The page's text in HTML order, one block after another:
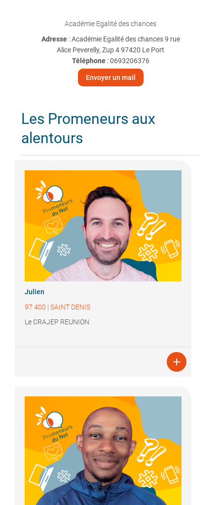
Académie Egalité des chances
Adresse : Académie Egalité des chances 9 rue
Alice Peverelly, Zup 4 97420 Le Port
Téléphone:0693206376
Envoyer un mail
Les Promeneurs aux
alentours
Julien
97 400 | SAINT DENIS
Le CRAJEP REUNION
